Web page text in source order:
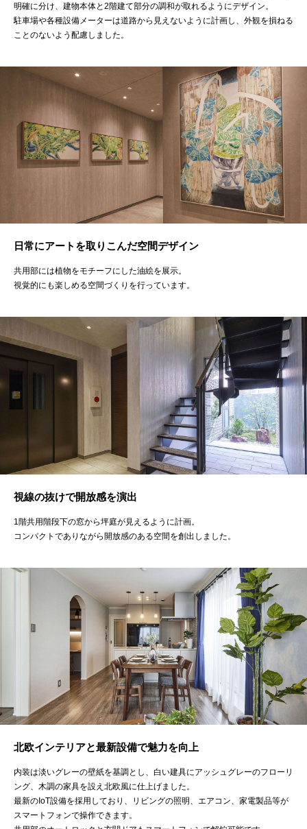
明確に分け、建物本体と2階建て部分の調和が取れるようにデザイン。
駐車場や各種設備メーターは道路から見えないように計画し、外観を損ねる
ことのないよう配慮しました。
日常にアートを取りこんだ空間デザイン
共用部には植物をモチーフにした油絵を展示。
視覚的にも楽しめる空間づくりを行っています。
視線の抜けで開放感を演出
1階共用階段下の窓から坪庭が見えるように計画。
コンパクトでありながら開放感のある空間を創出しました。
北欧インテリアと最新設備で魅力を向上
内装は淡いグレーの壁紙を基調とし、白い建具にアッシュグレーのフローリ
ング、木調の家具を設え北欧風に仕上げました。
最新のIoT設備を採用しており、リビングの照明、エアコン、家電製品等が
スマートフォンで操作できます。